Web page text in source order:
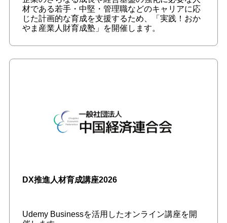
材である若手・中堅・管理職などのキャリアに応
じた計画的な育成を支援するため、「実践！おか
やま産業人財育成塾」を開催します。
DX推進人材育成講座2026
Udemy Businessを活用したオンライン講座を開